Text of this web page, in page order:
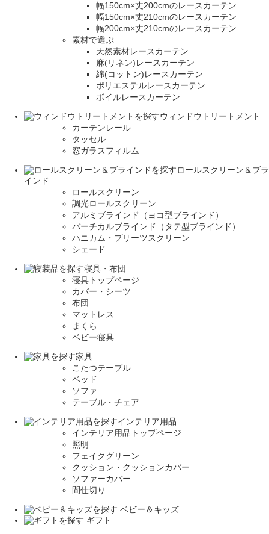
幅150cm×丈200cmのレースカーテン
幅150cm×丈210cmのレースカーテン
幅200cm×丈210cmのレースカーテン
素材で選ぶ
天然素材レースカーテン
麻(リネン)レースカーテン
綿(コットン)レースカーテン
ポリエステルレースカーテン
ボイルレースカーテン
ウィンドウトリートメント
カーテンレール
タッセル
窓ガラスフィルム
ロールスクリーン＆ブラ
インド
ロールスクリーン
調光ロールスクリーン
アルミブラインド（ヨコ型ブラインド）
バーチカルブラインド（タテ型ブラインド）
ハニカム・プリーツスクリーン
シェード
寝具・布団
寝具トップページ
カバー・シーツ
布団
マットレス
まくら
ベビー寝具
家具
こたつテーブル
ベッド
ソファ
テーブル・チェア
インテリア用品
インテリア用品トップページ
照明
フェイクグリーン
クッション・クッションカバー
ソファーカバー
間仕切り
ベビー＆キッズ
ギフト